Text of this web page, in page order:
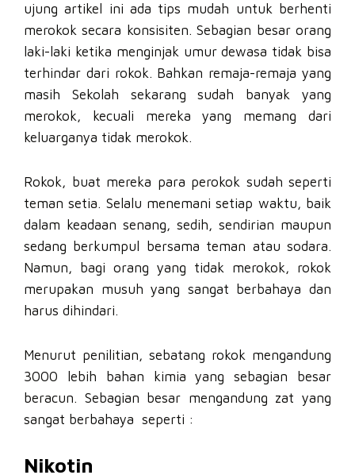
ujung artikel ini ada tips mudah untuk berhenti
merokok secara konsisiten. Sebagian besar orang
laki-laki ketika menginjak umur dewasa tidak bisa
terhindar dari rokok. Bahkan remaja-remaja yang
masih Sekolah sekarang sudah banyak yang
merokok, kecuali mereka yang memang dari
keluarganya tidak merokok.
Rokok, buat mereka para perokok sudah seperti
teman setia. Selalu menemani setiap waktu, baik
dalam keadaan senang, sedih, sendirian maupun
sedang berkumpul bersama teman atau sodara.
Namun, bagi orang yang tidak merokok, rokok
merupakan musuh yang sangat berbahaya dan
harus dihindari.
Menurut penilitian, sebatang rokok mengandung
3000 lebih bahan kimia yang sebagian besar
beracun. Sebagian besar mengandung zat yang
sangat berbahaya seperti :
Nikotin